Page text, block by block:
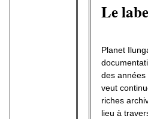
Le
Planet
des années
veut
riches
lieu à